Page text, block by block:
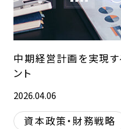
中期経営計画を実現
ント
2026.04.06
資本政策・財務戦略